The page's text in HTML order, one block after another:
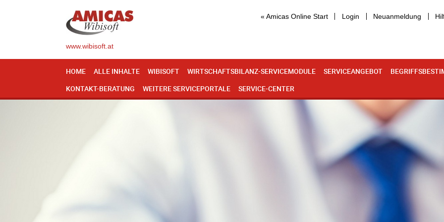
« Amicas Online Start Login Neuanmeldung
www.wibisoft.at
HOME ALLE INHALTE WIBISOFT WIRTSCHAFTSBILANZ-SERVICEMODULE SERVICEANGEBOT
KONTAKT-BERATUNG
WEITERE SERVICEPORTALE SERVICE-CENTER